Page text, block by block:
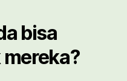
bisa